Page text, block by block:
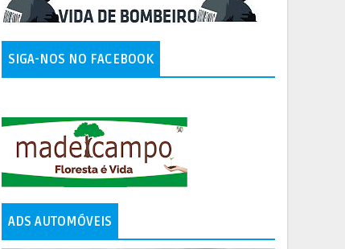
SIGA-NOS NO FACEBOOK
ADS AUTOMÓVEIS